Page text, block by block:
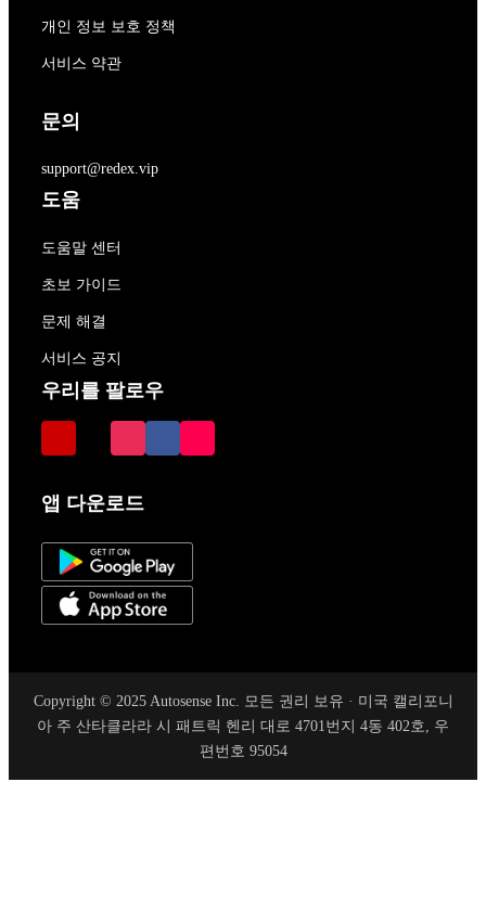
개인 정보 보호 정책
서비스 약관
문의
support@redex.vip
도움
도움말 센터
초보 가이드
문제 해결
서비스 공지
우리를 팔로우
앱 다운로드
Copyright © 2025 Autosense Inc. 모든 권리 보유 · 미국 캘리포니
아 주 산타클라라 시 패트릭 헨리 대로 4701번지 4동 402호, 우
편번호 95054